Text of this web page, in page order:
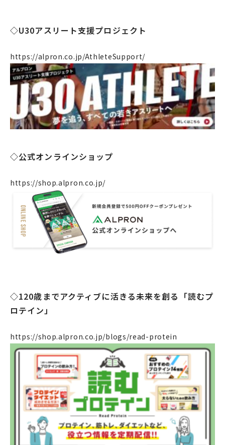
企業情報
事業案内
社会課題への取り組み
ニュース
法人のお客様
OEM
◇U30アスリート支援プロジェクト
https://alpron.co.jp/AthleteSupport/
◇公式オンラインショップ
https://shop.alpron.co.jp/
◇120歳までアクティブに活きる未来を創る「読むプ
ロテイン」
https://shop.alpron.co.jp/blogs/read-protein